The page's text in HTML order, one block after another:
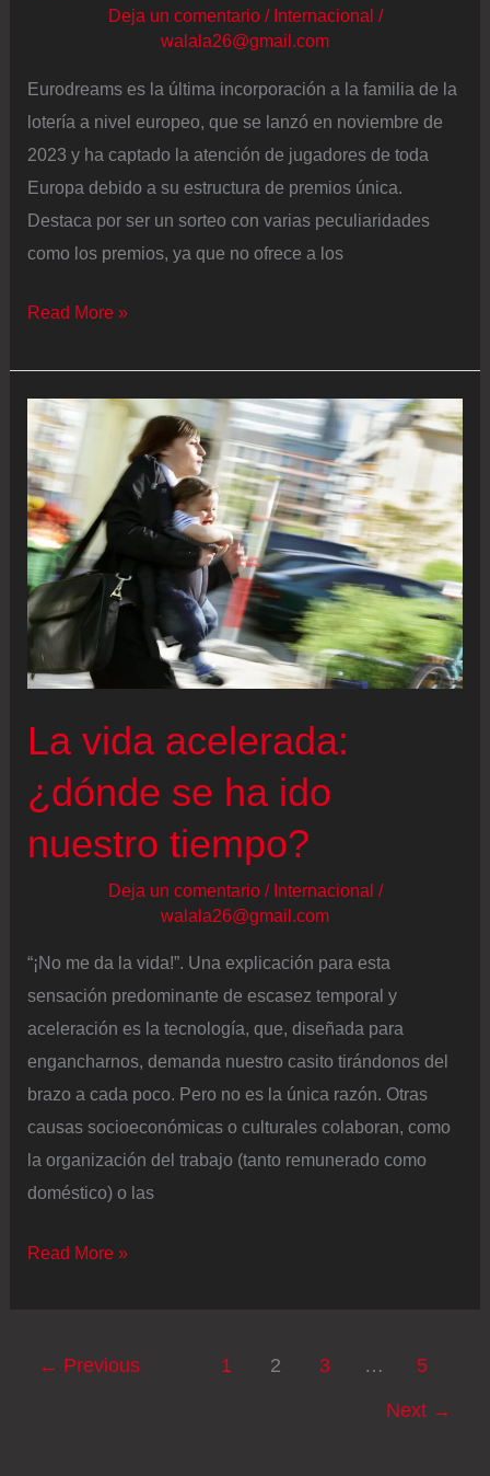
Deja un comentario / Internacional /
walala26@gmail.com
Eurodreams es la última incorporación a la familia de la
lotería a nivel europeo, que se lanzó en noviembre de
2023 y ha captado la atención de jugadores de toda
Europa debido a su estructura de premios única.
Destaca por ser un sorteo con varias peculiaridades
como los premios, ya que no ofrece a los
Eurodreams:
sorteo
del
lunes
17
de
noviembre
Read More »
La vida acelerada:
¿dónde se ha ido
nuestro tiempo?
Deja un comentario / Internacional /
walala26@gmail.com
“¡No me da la vida!”. Una explicación para esta
sensación predominante de escasez temporal y
aceleración es la tecnología, que, diseñada para
engancharnos, demanda nuestro casito tirándonos del
brazo a cada poco. Pero no es la única razón. Otras
causas socioeconómicas o culturales colaboran, como
la organización del trabajo (tanto remunerado como
doméstico) o las
La
Read More »
← Previous 1 2 3 … 5
Next →